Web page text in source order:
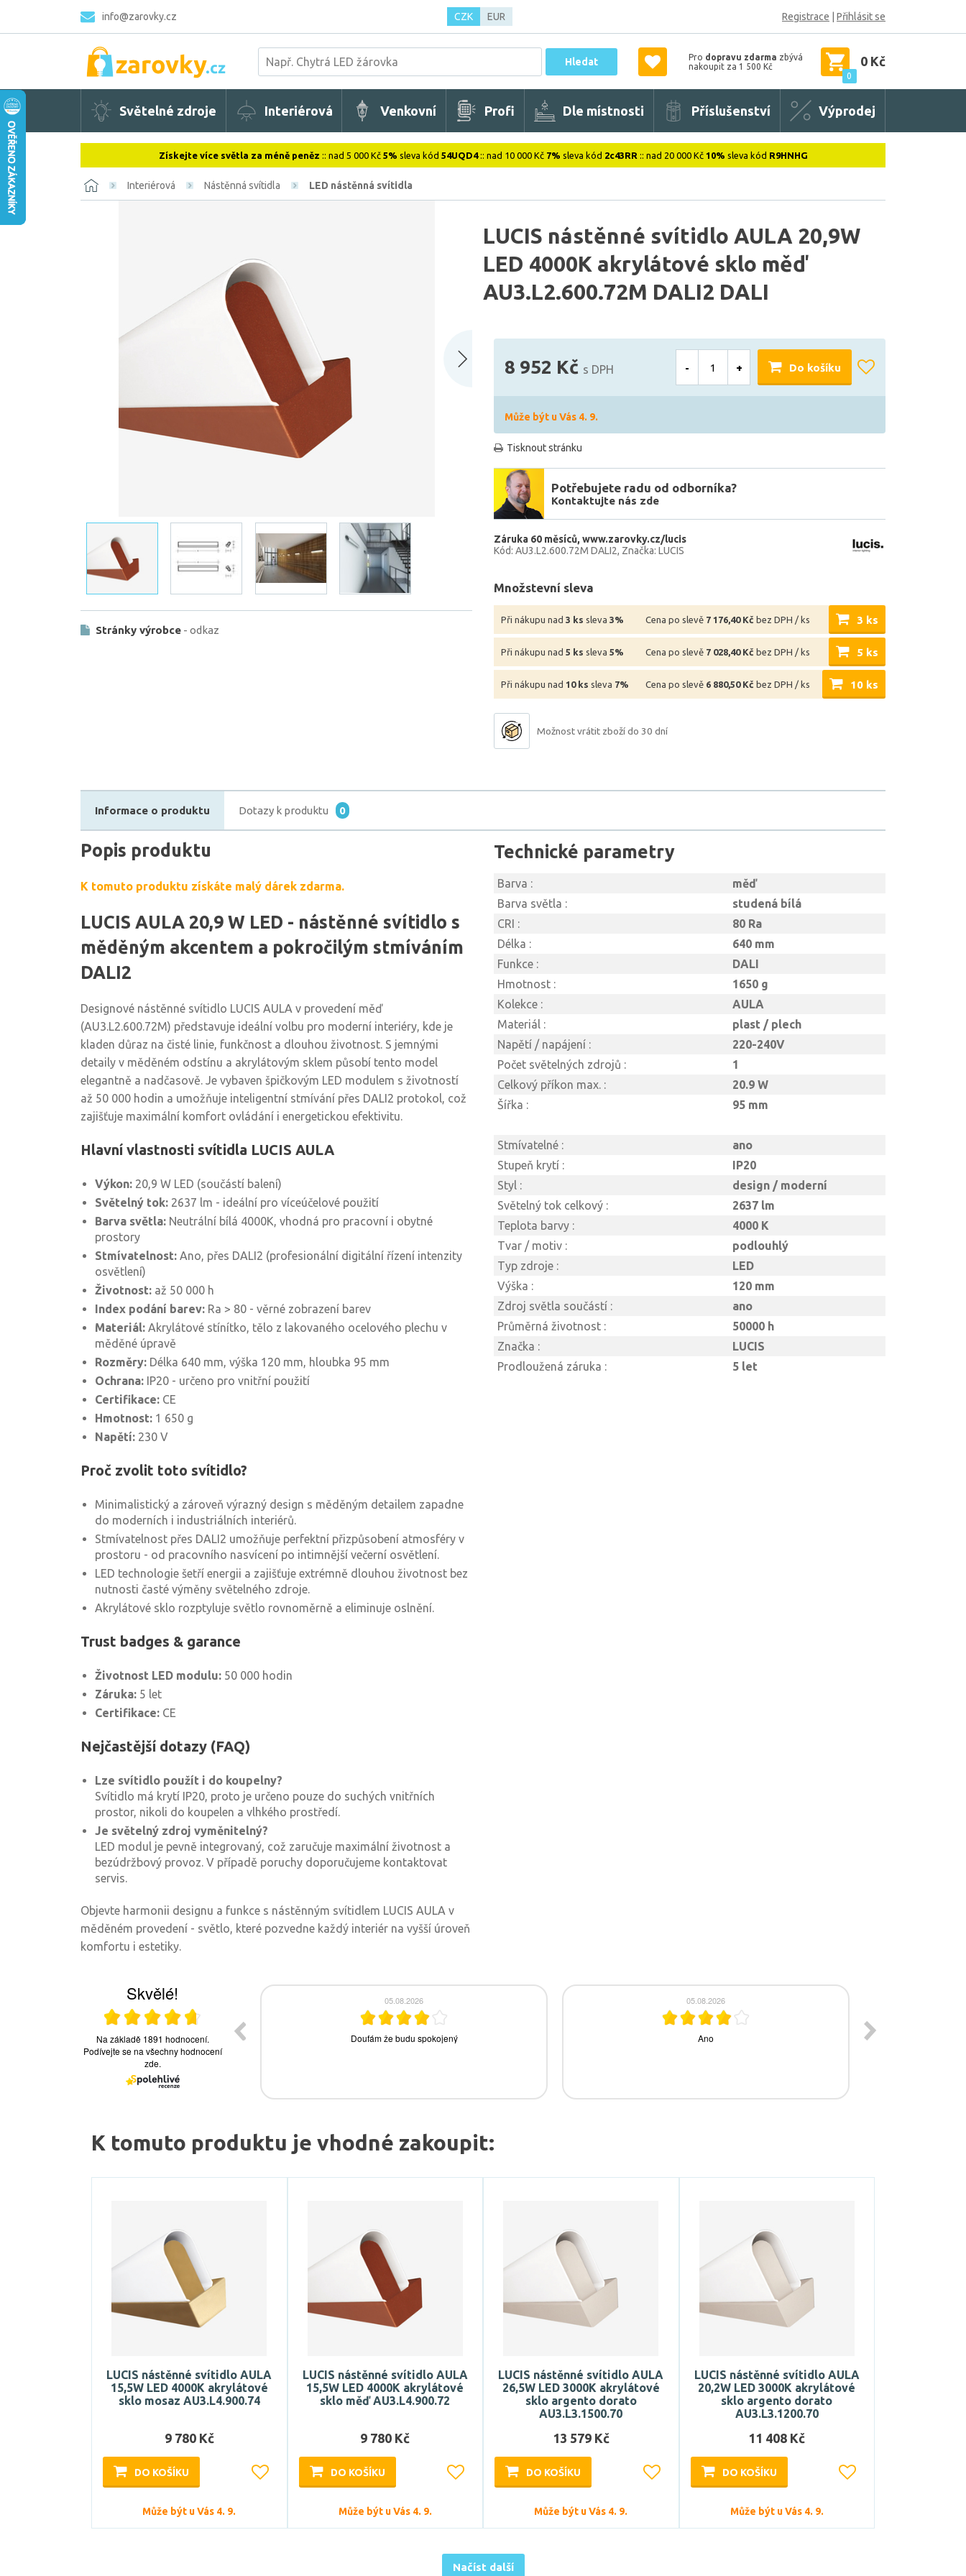
info@zarovky.cz CZK EUR Registrace Přihlásit se
Hledat Pro dopravu zdarma zbývá
nakoupit za 1 500 Kč
0
0 Kč
Světelné zdroje Interiérová Venkovní Profi Dle místnosti Příslušenství Výprodej
Získejte více světla za méně peněz :: nad 5 000 Kč 5% sleva kód 54UQD4:: nad 10 000 Kč 7% sleva kód 2c43RR :: nad 20 000 Kč 10% sleva kód R9HNHG
Interiérová Nástěnná svítidla LED nástěnná svítidla
LUCIS nástěnné svítidlo AULA 20,9W
LED 4000K akrylátové sklo měď
AU3.L2.600.72M DALI2 DALI
Stránky výrobce - odkaz
8 952 Kč s DPH - + Do košíku
Může být u Vás 4. 9.
Tisknout stránku
Potřebujete radu od odborníka?
Kontaktujte nás zde
Záruka 60 měsíců www.zarovky.cz/lucis
Kód: AU3.L2.600.72M DALI2 Značka: LUCIS
Množstevní sleva
Při nákupu nad 3 ks sleva 3% Cena po slevě 7 176,40 Kč bez DPH / ks 3 ks
Při nákupu nad 5 ks sleva 5% Cena po slevě 7 028,40 Kč bez DPH / ks 5 ks
Při nákupu nad 10 ks sleva 7% Cena po slevě 6 880,50 Kč bez DPH / ks 10 ks
Možnost vrátit zboží do 30 dní
Informace o produktu Dotazy k produktu 0
Popis produktu
K tomuto produktu získáte malý dárek zdarma.
LUCIS AULA 20,9 W LED - nástěnné svítidlo s
měděným akcentem a pokročilým stmíváním
DALI2
Designové nástěnné svítidlo LUCIS AULA v provedení měď
(AU3.L2.600.72M) představuje ideální volbu pro moderní interiéry, kde je
kladen důraz na čisté linie, funkčnost a dlouhou životnost. S jemnými
detaily v měděném odstínu a akrylátovým sklem působí tento model
elegantně a nadčasově. Je vybaven špičkovým LED modulem s životností
až 50 000 hodin a umožňuje inteligentní stmívání přes DALI2 protokol, což
zajišťuje maximální komfort ovládání i energetickou efektivitu.
Hlavní vlastnosti svítidla LUCIS AULA
Výkon: 20,9 W LED (součástí balení)
Světelný tok: 2637 lm - ideální pro víceúčelové použití
Barva světla: Neutrální bílá 4000K, vhodná pro pracovní i obytné
prostory
Stmívatelnost: Ano, přes DALI2 (profesionální digitální řízení intenzity
osvětlení)
Životnost: až 50 000 h
Index podání barev: Ra > 80 - věrné zobrazení barev
Materiál: Akrylátové stínítko, tělo z lakovaného ocelového plechu v
měděné úpravě
Rozměry: Délka 640 mm, výška 120 mm, hloubka 95 mm
Ochrana: IP20 - určeno pro vnitřní použití
Certifikace: CE
Hmotnost: 1 650 g
Napětí: 230 V
Proč zvolit toto svítidlo?
Minimalistický a zároveň výrazný design s měděným detailem zapadne
do moderních i industriálních interiérů.
Stmívatelnost přes DALI2 umožňuje perfektní přizpůsobení atmosféry v
prostoru - od pracovního nasvícení po intimnější večerní osvětlení.
LED technologie šetří energii a zajišťuje extrémně dlouhou životnost bez
nutnosti časté výměny světelného zdroje.
Akrylátové sklo rozptyluje světlo rovnoměrně a eliminuje oslnění.
Trust badges & garance
Životnost LED modulu: 50 000 hodin
Záruka: 5 let
Certifikace: CE
Nejčastější dotazy (FAQ)
Lze svítidlo použít i do koupelny?
Svítidlo má krytí IP20, proto je určeno pouze do suchých vnitřních
prostor, nikoli do koupelen a vlhkého prostředí.
Je světelný zdroj vyměnitelný?
LED modul je pevně integrovaný, což zaručuje maximální životnost a
bezúdržbový provoz. V případě poruchy doporučujeme kontaktovat
servis.
Objevte harmonii designu a funkce s nástěnným svítidlem LUCIS AULA v
měděném provedení - světlo, které pozvedne každý interiér na vyšší úroveň
komfortu i estetiky.
Technické parametry
Barva :
měď
Barva světla :
studená bílá
CRI :
80 Ra
Délka :
640 mm
Funkce :
DALI
Hmotnost :
1650 g
Kolekce :
AULA
Materiál :
plast / plech
Napětí / napájení :
220-240V
Počet světelných zdrojů :
1
Celkový příkon max. :
20.9 W
Šířka :
95 mm
Stmívatelné :
ano
Stupeň krytí :
IP20
Styl :
design / moderní
Světelný tok celkový :
2637 lm
Teplota barvy :
4000 K
Tvar / motiv :
podlouhlý
Typ zdroje :
LED
Výška :
120 mm
Zdroj světla součástí :
ano
Průměrná životnost :
50000 h
Značka :
LUCIS
Prodloužená záruka :
5 let
K tomuto produktu je vhodné zakoupit:
LUCIS nástěnné svítidlo AULA
15,5W LED 4000K akrylátové
sklo mosaz AU3.L4.900.74
9 780 Kč
DO KOŠÍKU
Může být u Vás 4. 9.
LUCIS nástěnné svítidlo AULA
15,5W LED 4000K akrylátové
sklo měď AU3.L4.900.72
9 780 Kč
DO KOŠÍKU
Může být u Vás 4. 9.
LUCIS nástěnné svítidlo AULA
26,5W LED 3000K akrylátové
sklo argento dorato
AU3.L3.1500.70
13 579 Kč
DO KOŠÍKU
Může být u Vás 4. 9.
LUCIS nástěnné svítidlo AULA
20,2W LED 3000K akrylátové
sklo argento dorato
AU3.L3.1200.70
11 408 Kč
DO KOŠÍKU
Může být u Vás 4. 9.
Načíst další